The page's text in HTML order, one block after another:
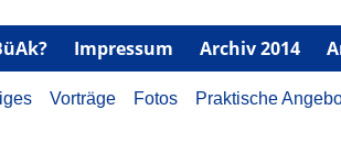
Impressum Archiv 2014
Vorträge Fotos Praktische